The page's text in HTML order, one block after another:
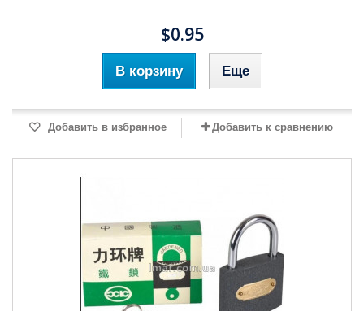
$0.95
В корзину Еще
Добавить в избранное Добавить к сравнению